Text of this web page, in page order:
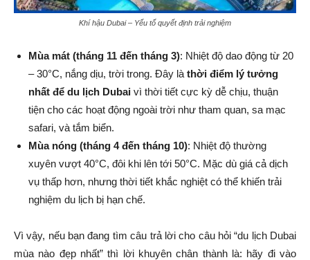
Khí hậu Dubai – Yếu tố quyết định trải nghiệm
Mùa mát (tháng 11 đến tháng 3): Nhiệt độ dao động từ 20
– 30°C, nắng dịu, trời trong. Đây là thời điểm lý tưởng
nhất để du lịch Dubai vì thời tiết cực kỳ dễ chịu, thuận
tiện cho các hoạt động ngoài trời như tham quan, sa mạc
safari, và tắm biển.
Mùa nóng (tháng 4 đến tháng 10): Nhiệt độ thường
xuyên vượt 40°C, đôi khi lên tới 50°C. Mặc dù giá cả dịch
vụ thấp hơn, nhưng thời tiết khắc nghiệt có thể khiến trải
nghiệm du lịch bị hạn chế.
Vì vậy, nếu bạn đang tìm câu trả lời cho câu hỏi “du lịch Dubai
mùa nào đẹp nhất” thì lời khuyên chân thành là: hãy đi vào